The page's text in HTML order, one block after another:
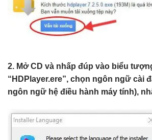
2. Mở CD và nhấp đúp vào biểu
“HDPlayer.ere”, chọn ngôn ngữ cài
ngôn ngữ hệ điều hành máy tính),